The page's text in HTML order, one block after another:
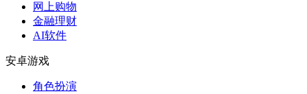
网上购物
金融理财
AI软件
安卓游戏
角色扮演